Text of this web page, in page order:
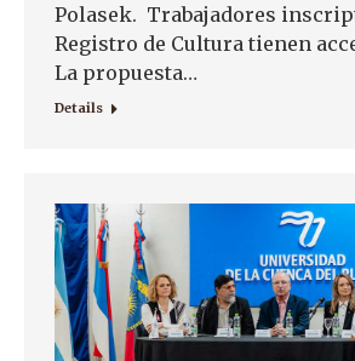
Polasek. Trabajadores
Registro de Cultura tienen
La propuesta…
Details